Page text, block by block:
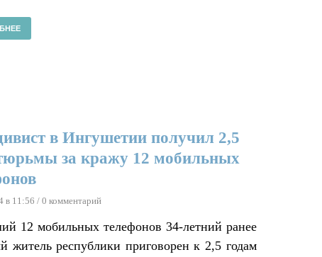
в Ингушетии получил 2,5
за кражу 12 мобильных
в 11:56 / 0 комментарий
12 мобильных телефонов 34-летний ранее
житель республики приговорен к 2,5 годам